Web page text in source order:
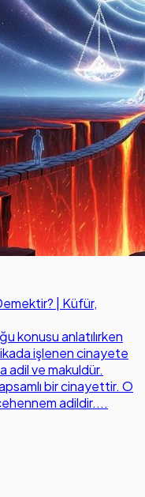
| Küfür,
konusu anlatılırken
işlenen cinayete
adil ve makuldür.
bir cinayettir. O
adildir....